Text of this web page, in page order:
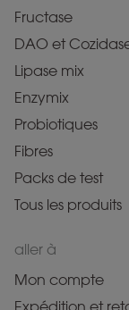
Fructase
DAO et
Lipase mix
Enzymix
Probiotiques
Fibres
Packs de test
Tous les produits
aller à
Mon compte